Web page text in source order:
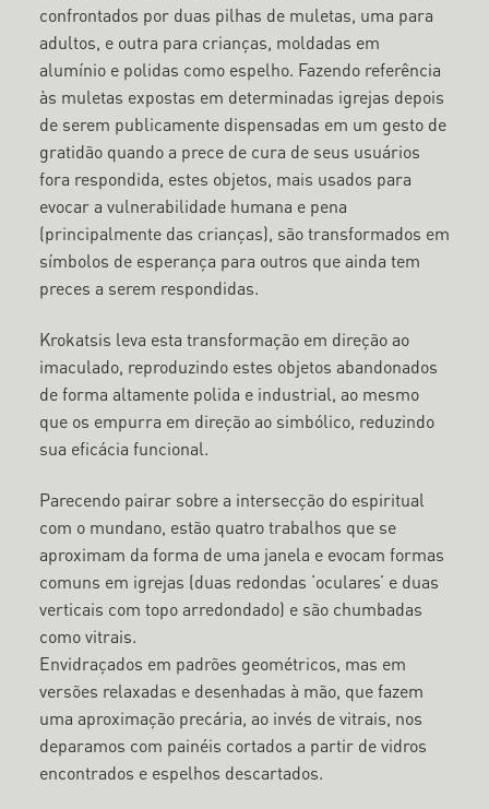
confrontados por duas pilhas de muletas, uma para
adultos, e outra para crianças, moldadas em
alumínio e polidas como espelho. Fazendo referência
às muletas expostas em determinadas igrejas depois
de serem publicamente dispensadas em um gesto de
gratidão quando a prece de cura de seus usuários
fora respondida, estes objetos, mais usados para
evocar a vulnerabilidade humana e pena
(principalmente das crianças), são transformados em
símbolos de esperança para outros que ainda tem
preces a serem respondidas.
Krokatsis leva esta transformação em direção ao
imaculado, reproduzindo estes objetos abandonados
de forma altamente polida e industrial, ao mesmo
que os empurra em direção ao simbólico, reduzindo
sua eficácia funcional.
Parecendo pairar sobre a intersecção do espiritual
com o mundano, estão quatro trabalhos que se
aproximam da forma de uma janela e evocam formas
comuns em igrejas (duas redondas ‘oculares’ e duas
verticais com topo arredondado) e são chumbadas
como vitrais.
Envidraçados em padrões geométricos, mas em
versões relaxadas e desenhadas à mão, que fazem
uma aproximação precária, ao invés de vitrais, nos
deparamos com painéis cortados a partir de vidros
encontrados e espelhos descartados.